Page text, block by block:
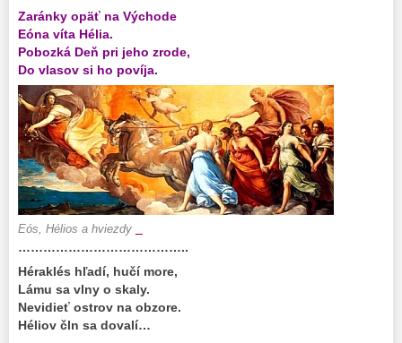
Zaránky opäť na Východe
Eóna víta Hélia.
Pobozká Deň pri jeho zrode,
Do vlasov si ho povíja.
Eós, Hélios a hviezdy
…………………………………..
Héraklés hľadí, hučí more,
Lámu sa vlny o skaly.
Nevidieť ostrov na obzore.
Héliov čln sa dovalí…